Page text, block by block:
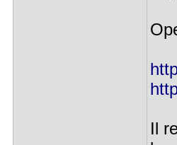
Il